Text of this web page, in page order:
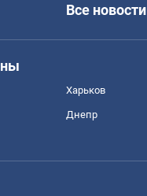
Все новости
Харьков
Днепр